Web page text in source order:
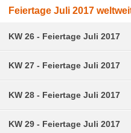
Feiertage Juli 2017
KW 26 - Feiertage Juli 2017
KW 27 - Feiertage Juli 2017
KW 28 - Feiertage Juli 2017
KW 29 - Feiertage Juli 2017